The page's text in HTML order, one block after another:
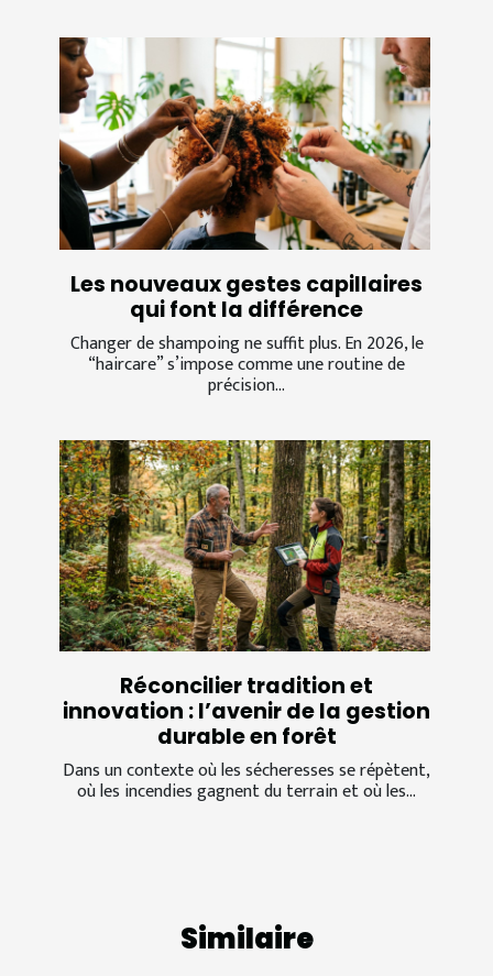
Les nouveaux gestes capillaires
qui font la différence
Changer de shampoing ne suffit plus. En 2026, le
“haircare” s’impose comme une routine de
précision...
Réconcilier tradition et
innovation : l’avenir de la gestion
durable en forêt
Dans un contexte où les sécheresses se répètent,
où les incendies gagnent du terrain et où les...
Similaire